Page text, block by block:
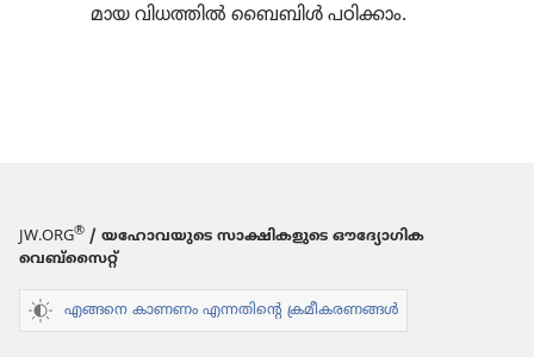
മായ വിധത്തിൽ ബൈബിൾ പഠിക്കാം.
JW.ORG® / യഹോവയുടെ സാക്ഷികളുടെ ഔദ്യോഗിക
വെബ്സൈറ്റ്
എങ്ങനെ കാണണം എന്നതിന്റെ ക്രമീകരണങ്ങൾ